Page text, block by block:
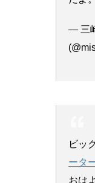
— 三
ビッ
ータ
おは